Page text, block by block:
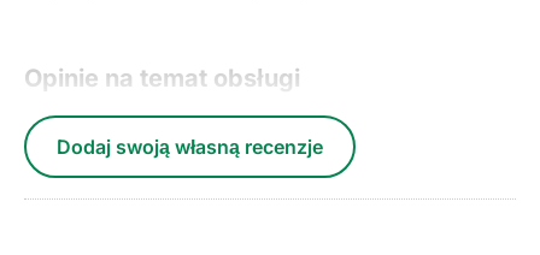
Opinie na temat obsługi
Dodaj swoją własną recenzje